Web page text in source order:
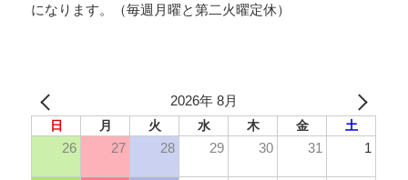
になります。（毎週月曜と第二火曜定休）
2026年 8月
日 月 火 水 木 金 土
26 27 28 29 30 31 1